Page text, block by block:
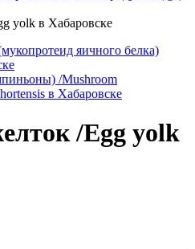
yolk в Хабаровске
яичного белка)
/Mushroom
в Хабаровске
/Egg yolk